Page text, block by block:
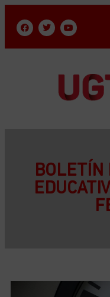
BOLETÍN